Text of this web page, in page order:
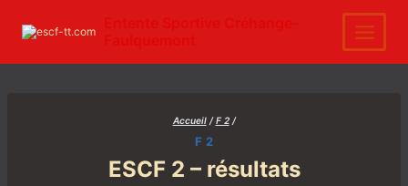
contenu
Accueil / F 2 /
F 2
ESCF 2 – résultats